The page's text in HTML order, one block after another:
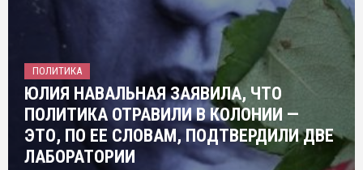
ПОЛИТИКА
ЮЛИЯ НАВАЛЬНАЯ ЗАЯВИЛА, ЧТО
ПОЛИТИКА ОТРАВИЛИ В КОЛОНИИ —
ЭТО, ПО ЕЕ СЛОВАМ, ПОДТВЕРДИЛИ ДВЕ
ЛАБОРАТОРИИ